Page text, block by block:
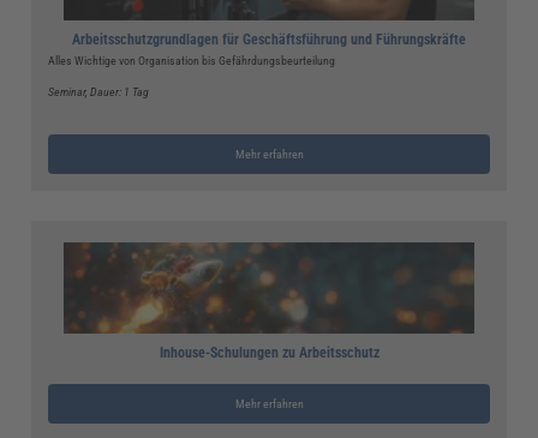
Arbeitsschutzgrundlagen für Geschäftsführung und Führungskräfte
Alles Wichtige von Organisation bis Gefährdungsbeurteilung
Seminar, Dauer: 1 Tag
Mehr erfahren
Inhouse-Schulungen zu Arbeitsschutz
Mehr erfahren